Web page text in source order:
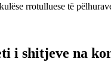
rrotulluese të
i shitjeve na